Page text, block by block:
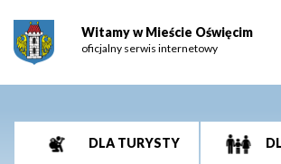
Witamy w Mieście Oświęcim
oficjalny serwis internetowy
DLA TURYSTY